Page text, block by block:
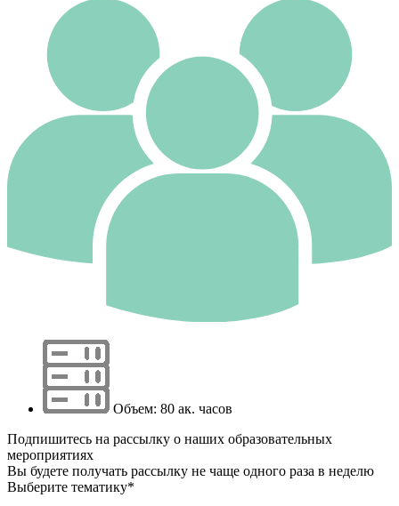
Объем: 80 ак. часов
Подпишитесь на рассылку о наших образовательных
мероприятиях
Вы будете получать рассылку не чаще одного раза в неделю
Выберите тематику*